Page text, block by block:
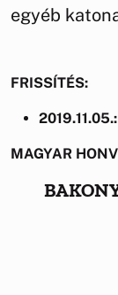
egyéb
FRISSÍTÉS:
2019.11.05.:
MAGYAR